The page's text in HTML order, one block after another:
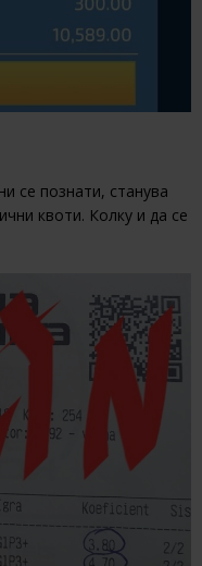
се познати, станува
квоти. Колку и да се